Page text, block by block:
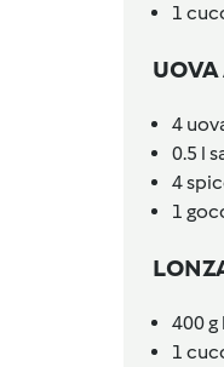
1
4
0.5 l
4
1
400g
1